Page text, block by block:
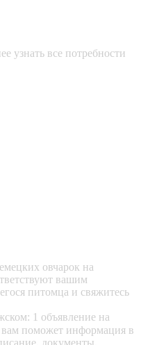
узнать все потребности
овчарок на
вашим
питомца и свяжитесь
1 объявление на
поможет информация в
документы,